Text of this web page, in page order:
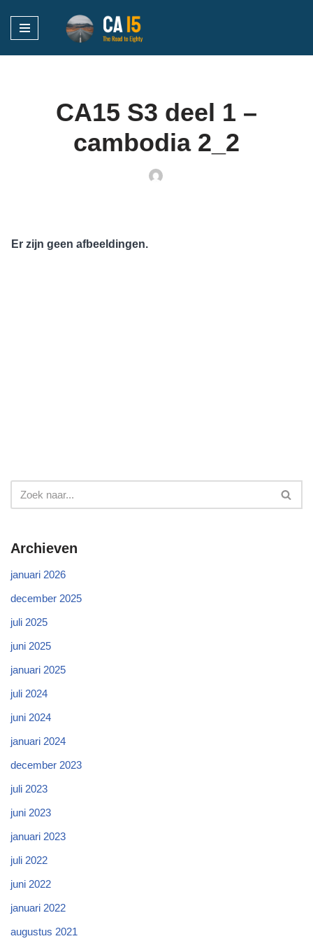
Ga
naar
CA15 S3 deel 1 –
cambodia 2_2
Er zijn geen afbeeldingen.
Archieven
januari 2026
december 2025
juli 2025
juni 2025
januari 2025
juli 2024
juni 2024
januari 2024
december 2023
juli 2023
juni 2023
januari 2023
juli 2022
juni 2022
januari 2022
augustus 2021